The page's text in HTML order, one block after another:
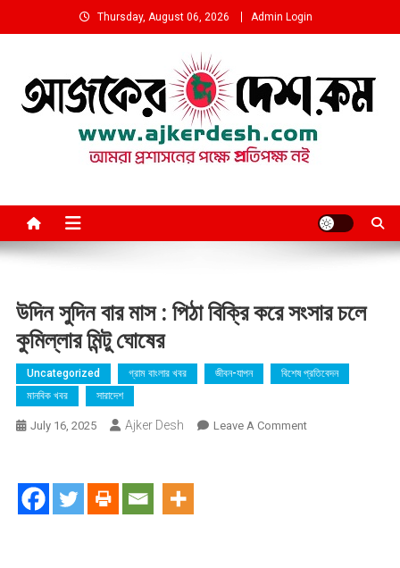
to
Thursday, August 06, 2026 Admin Login
উদিন সুদিন বার মাস : পিঠা বিক্রি করে সংসার চলে
কুমিল্লার মিন্টু ঘোষের
Uncategorized গ্রাম বাংলার খবর জীবন-যাপন
বিশেষ প্রতিবেদন
মানবিক খবর
সারাদেশ
July 16, 2025 Ajker Desh Leave A CommentOn